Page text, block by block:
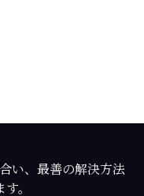
い、最善の解決方法
。